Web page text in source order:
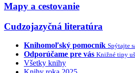
Mapy a cestovanie
Cudzojazyčná literatúra
Knihomoľský pomocník Spýtajte
Odporúčame pre vás Knižné tipy
Všetky knihy